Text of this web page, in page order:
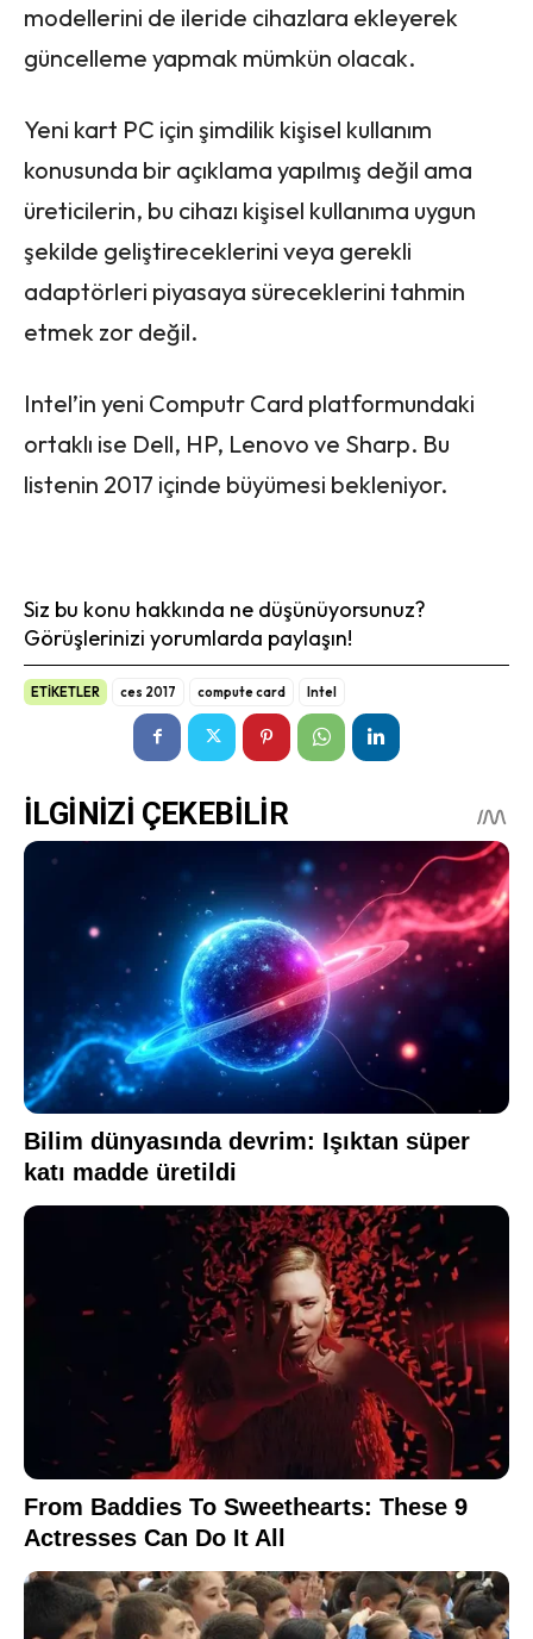
modellerini de ileride cihazlara ekleyerek
güncelleme yapmak mümkün olacak.
Yeni kart PC için şimdilik kişisel kullanım
konusunda bir açıklama yapılmış değil ama
üreticilerin, bu cihazı kişisel kullanıma uygun
şekilde geliştireceklerini veya gerekli
adaptörleri piyasaya süreceklerini tahmin
etmek zor değil.
Intel’in yeni Computr Card platformundaki
ortaklı ise Dell, HP, Lenovo ve Sharp. Bu
listenin 2017 içinde büyümesi bekleniyor.
Siz bu konu hakkında ne düşünüyorsunuz?
Görüşlerinizi yorumlarda paylaşın!
ETİKETLER ces 2017 compute card Intel